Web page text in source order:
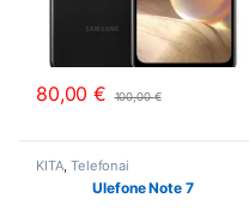
80,00€ 100,00€
KITA ,Telefonai
Ulefone Note 7